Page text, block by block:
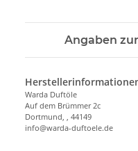
Angaben
Warda Duftöle
Auf dem Brümmer 2c
Dortmund, , 44149
info@warda-duftoele.de